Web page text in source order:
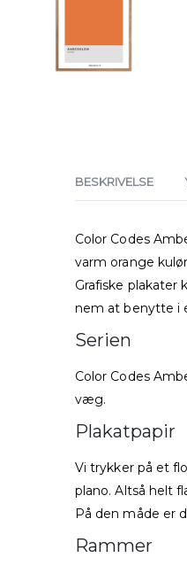
BESKRIVELSE
Color Codes
varm orange
Grafiske
nem at benytte i
Serien
Color Codes
væg.
Plakatpapir
Vi trykker på et
plano. Altså helt
På den måde er
Rammer